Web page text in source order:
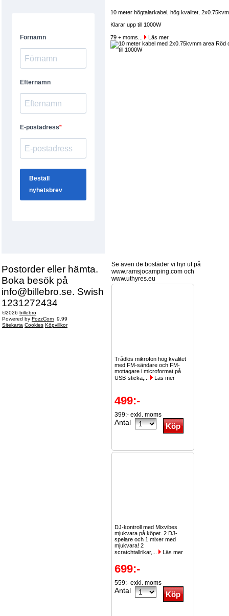
Postorder eller hämta.
Boka besök på
info@billebro.se. Swish
1231272434
©2026 billebro
Powered by FozzCom 9.99
Sitekarta Cookies Köpvillkor
10 meter högtalarkabel, hög kvalitet,
Klarar upp till 1000W
79 + moms... Läs mer
Se även de bostäder vi hyr ut på
www.ramsjocamping.com och
www.uthyres.eu
Trådlös mikrofon hög kvalitet
med FM-sändare och FM-
mottagare i microformat på
USB-sticka,...
Läs mer
499:-
399:- exkl. moms
Antal
DJ-kontroll med Mixvibes
mjukvara på köpet. 2 DJ-
spelare och 1 mixer med
mjukvara! 2
scratchtallrikar,...
Läs mer
699:-
559:- exkl. moms
Antal